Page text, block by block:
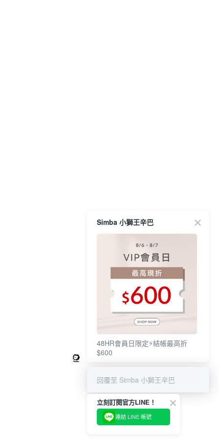
Simba 小獅王辛巴
48HR會員日限定⚡結帳最高折
$600
回覆至 Simba 小獅王辛巴
立刻訂閱官方LINE！
連結 LINE 帳號